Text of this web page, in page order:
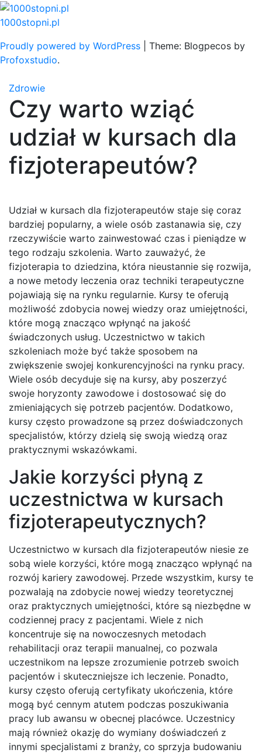
Skip
to
1000stopni.pl
Proudly powered by WordPress
Theme: Blogpecos by
Profoxstudio.
Zdrowie
Czy warto wziąć
udział w kursach dla
fizjoterapeutów?
Udział w kursach dla fizjoterapeutów staje się coraz
bardziej popularny, a wiele osób zastanawia się, czy
rzeczywiście warto zainwestować czas i pieniądze w
tego rodzaju szkolenia. Warto zauważyć, że
fizjoterapia to dziedzina, która nieustannie się rozwija,
a nowe metody leczenia oraz techniki terapeutyczne
pojawiają się na rynku regularnie. Kursy te oferują
możliwość zdobycia nowej wiedzy oraz umiejętności,
które mogą znacząco wpłynąć na jakość
świadczonych usług. Uczestnictwo w takich
szkoleniach może być także sposobem na
zwiększenie swojej konkurencyjności na rynku pracy.
Wiele osób decyduje się na kursy, aby poszerzyć
swoje horyzonty zawodowe i dostosować się do
zmieniających się potrzeb pacjentów. Dodatkowo,
kursy często prowadzone są przez doświadczonych
specjalistów, którzy dzielą się swoją wiedzą oraz
praktycznymi wskazówkami.
Jakie korzyści płyną z
uczestnictwa w kursach
fizjoterapeutycznych?
Uczestnictwo w kursach dla fizjoterapeutów niesie ze
sobą wiele korzyści, które mogą znacząco wpłynąć na
rozwój kariery zawodowej. Przede wszystkim, kursy te
pozwalają na zdobycie nowej wiedzy teoretycznej
oraz praktycznych umiejętności, które są niezbędne w
codziennej pracy z pacjentami. Wiele z nich
koncentruje się na nowoczesnych metodach
rehabilitacji oraz terapii manualnej, co pozwala
uczestnikom na lepsze zrozumienie potrzeb swoich
pacjentów i skuteczniejsze ich leczenie. Ponadto,
kursy często oferują certyfikaty ukończenia, które
mogą być cennym atutem podczas poszukiwania
pracy lub awansu w obecnej placówce. Uczestnicy
mają również okazję do wymiany doświadczeń z
innymi specjalistami z branży, co sprzyja budowaniu